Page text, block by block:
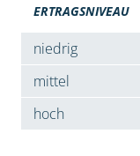
ERTRAGSNIVEAU
niedrig
mittel
hoch